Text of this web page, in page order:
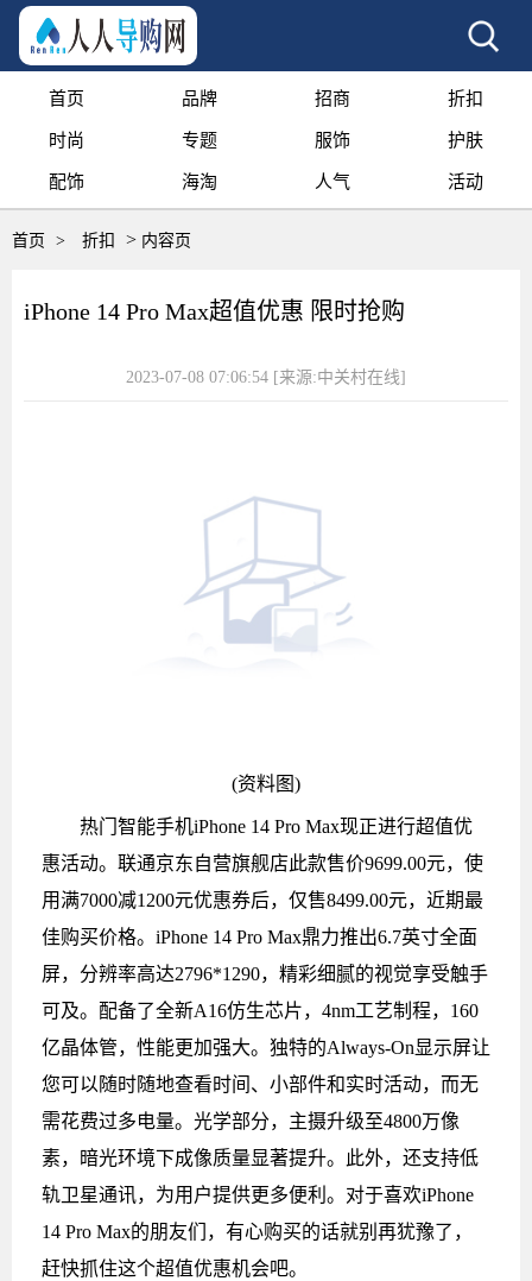
首页 品牌 招商 折扣
时尚 专题 服饰 护肤
配饰 海淘 人气 活动
首页 > 折扣 > 内容页
iPhone 14 Pro Max超值优惠 限时抢购
2023-07-08 07:06:54 [来源:中关村在线]
(资料图)
热门智能手机iPhone 14 Pro Max现正进行超值优
惠活动。联通京东自营旗舰店此款售价9699.00元，使
用满7000减1200元优惠券后，仅售8499.00元，近期最
佳购买价格。iPhone 14 Pro Max鼎力推出6.7英寸全面
屏，分辨率高达2796*1290，精彩细腻的视觉享受触手
可及。配备了全新A16仿生芯片，4nm工艺制程，160
亿晶体管，性能更加强大。独特的Always-On显示屏让
您可以随时随地查看时间、小部件和实时活动，而无
需花费过多电量。光学部分，主摄升级至4800万像
素，暗光环境下成像质量显著提升。此外，还支持低
轨卫星通讯，为用户提供更多便利。对于喜欢iPhone
14 Pro Max的朋友们，有心购买的话就别再犹豫了，
赶快抓住这个超值优惠机会吧。